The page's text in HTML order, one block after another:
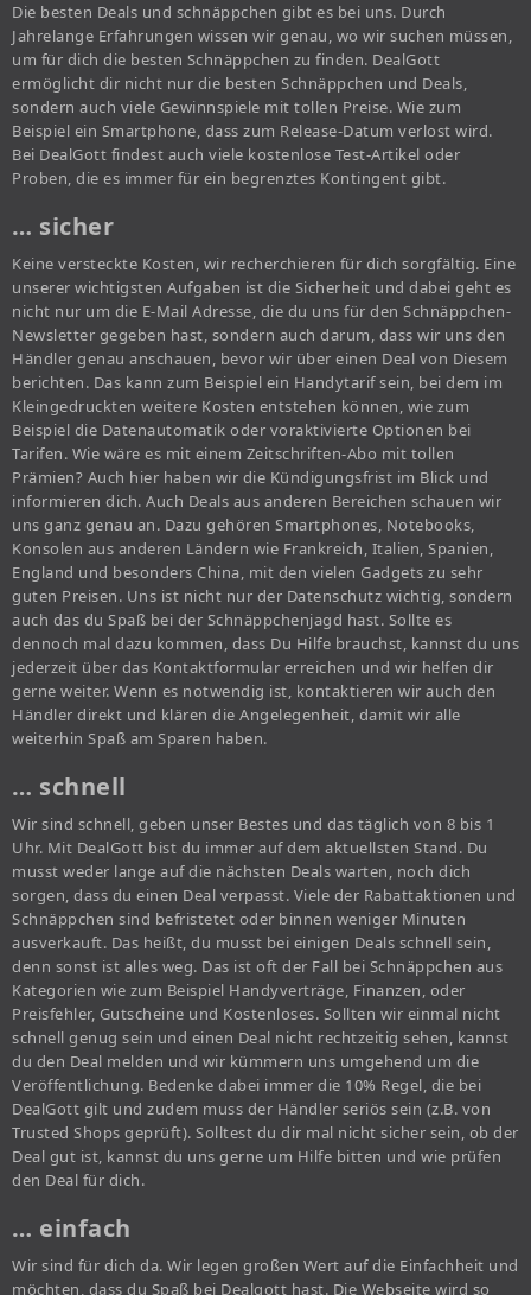
Die besten Deals und schnäppchen gibt es bei uns. Durch
Jahrelange Erfahrungen wissen wir genau, wo wir suchen müssen,
um für dich die besten Schnäppchen zu finden. DealGott
ermöglicht dir nicht nur die besten Schnäppchen und Deals,
sondern auch viele Gewinnspiele mit tollen Preise. Wie zum
Beispiel ein Smartphone, dass zum Release-Datum verlost wird.
Bei DealGott findest auch viele kostenlose Test-Artikel oder
Proben, die es immer für ein begrenztes Kontingent gibt.
… sicher
Keine versteckte Kosten, wir recherchieren für dich sorgfältig. Eine
unserer wichtigsten Aufgaben ist die Sicherheit und dabei geht es
nicht nur um die E-Mail Adresse, die du uns für den Schnäppchen-
Newsletter gegeben hast, sondern auch darum, dass wir uns den
Händler genau anschauen, bevor wir über einen Deal von Diesem
berichten. Das kann zum Beispiel ein Handytarif sein, bei dem im
Kleingedruckten weitere Kosten entstehen können, wie zum
Beispiel die Datenautomatik oder voraktivierte Optionen bei
Tarifen. Wie wäre es mit einem Zeitschriften-Abo mit tollen
Prämien? Auch hier haben wir die Kündigungsfrist im Blick und
informieren dich. Auch Deals aus anderen Bereichen schauen wir
uns ganz genau an. Dazu gehören Smartphones, Notebooks,
Konsolen aus anderen Ländern wie Frankreich, Italien, Spanien,
England und besonders China, mit den vielen Gadgets zu sehr
guten Preisen. Uns ist nicht nur der Datenschutz wichtig, sondern
auch das du Spaß bei der Schnäppchenjagd hast. Sollte es
dennoch mal dazu kommen, dass Du Hilfe brauchst, kannst du uns
jederzeit über das Kontaktformular erreichen und wir helfen dir
gerne weiter. Wenn es notwendig ist, kontaktieren wir auch den
Händler direkt und klären die Angelegenheit, damit wir alle
weiterhin Spaß am Sparen haben.
… schnell
Wir sind schnell, geben unser Bestes und das täglich von 8 bis 1
Uhr. Mit DealGott bist du immer auf dem aktuellsten Stand. Du
musst weder lange auf die nächsten Deals warten, noch dich
sorgen, dass du einen Deal verpasst. Viele der Rabattaktionen und
Schnäppchen sind befristetet oder binnen weniger Minuten
ausverkauft. Das heißt, du musst bei einigen Deals schnell sein,
denn sonst ist alles weg. Das ist oft der Fall bei Schnäppchen aus
Kategorien wie zum Beispiel Handyverträge, Finanzen, oder
Preisfehler, Gutscheine und Kostenloses. Sollten wir einmal nicht
schnell genug sein und einen Deal nicht rechtzeitig sehen, kannst
du den Deal melden und wir kümmern uns umgehend um die
Veröffentlichung. Bedenke dabei immer die 10% Regel, die bei
DealGott gilt und zudem muss der Händler seriös sein (z.B. von
Trusted Shops geprüft). Solltest du dir mal nicht sicher sein, ob der
Deal gut ist, kannst du uns gerne um Hilfe bitten und wie prüfen
den Deal für dich.
… einfach
Wir sind für dich da. Wir legen großen Wert auf die Einfachheit und
möchten, dass du Spaß bei Dealgott hast. Die Webseite wird so